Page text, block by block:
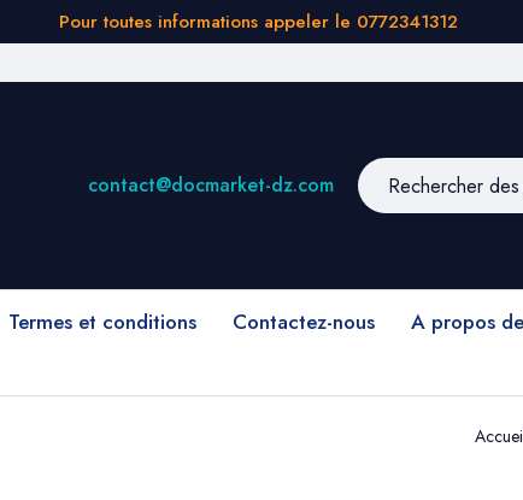
Pour toutes informations appeler le 0772341312
contact@docmarket-dz.com
Termes et conditions Contactez-nous A propos